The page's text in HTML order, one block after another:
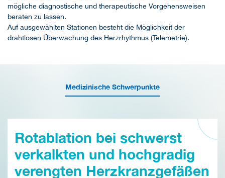
mögliche diagnostische und therapeutische Vorgehensweisen
beraten zu lassen.
Auf ausgewählten Stationen besteht die Möglichkeit der
drahtlosen Überwachung des Herzrhythmus (Telemetrie).
Medizinische Schwerpunkte
Rotablation bei schwerst
verkalkten und hochgradig
verengten Herzkranzgefäßen